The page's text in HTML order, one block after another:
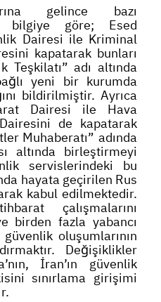
gelince bazı
bilgiye göre; Esed
Dairesi ile Kriminal
kapatarak bunları
Teşkilatı” adı altında
yeni bir kurumda
bildirilmiştir. Ayrıca
Dairesi ile Hava
de kapatarak
Muhaberatı” adında
altında birleştirmeyi
servislerindeki bu
hayata geçirilen Rus
kabul edilmektedir.
çalışmalarını
birden fazla yabancı
oluşumlarının
Değişiklikler
İran’ın güvenlik
sınırlama girişimi